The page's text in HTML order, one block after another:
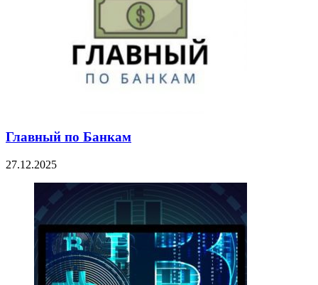
Главный по Банкам
27.12.2025